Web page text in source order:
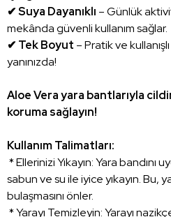
✔ Suya Dayanıklı – Günlük
mekânda güvenli kullanım sağlar.
✔ Tek Boyut – Pratik ve
yanınızda!
Aloe Vera yara bantlarıyla
koruma sağlayın!
Kullanım Talimatları:
* Ellerinizi Yıkayın: Yara
sabun ve su ile iyice yıkayın. Bu,
bulaşmasını önler.
* Yarayı Temizleyin: Yarayı